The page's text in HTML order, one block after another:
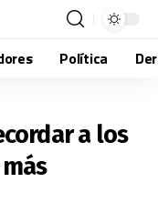
Política
a los